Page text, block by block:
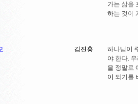
가는 삶을
하는 것이
김진홍
하나님이
야 한다.
을 정말로
이 되기를